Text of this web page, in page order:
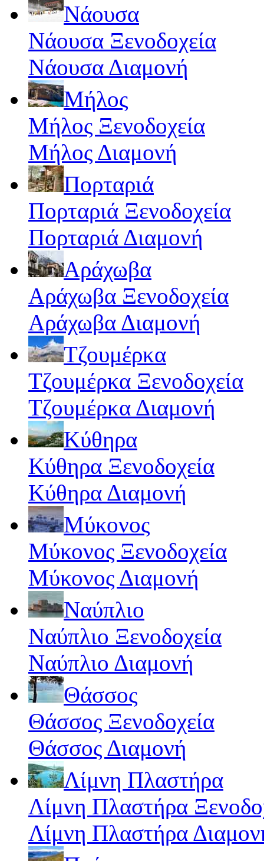
Νάουσα
Νάουσα Ξενοδοχεία
Νάουσα Διαμονή
Μήλος
Μήλος Ξενοδοχεία
Μήλος Διαμονή
Πορταριά
Πορταριά Ξενοδοχεία
Πορταριά Διαμονή
Αράχωβα
Αράχωβα Ξενοδοχεία
Αράχωβα Διαμονή
Τζουμέρκα
Τζουμέρκα Ξενοδοχεία
Τζουμέρκα Διαμονή
Κύθηρα
Κύθηρα Ξενοδοχεία
Κύθηρα Διαμονή
Μύκονος
Μύκονος Ξενοδοχεία
Μύκονος Διαμονή
Ναύπλιο
Ναύπλιο Ξενοδοχεία
Ναύπλιο Διαμονή
Θάσσος
Θάσσος Ξενοδοχεία
Θάσσος Διαμονή
Λίμνη Πλαστήρα
Λίμνη Πλαστήρα
Λίμνη Πλαστήρα